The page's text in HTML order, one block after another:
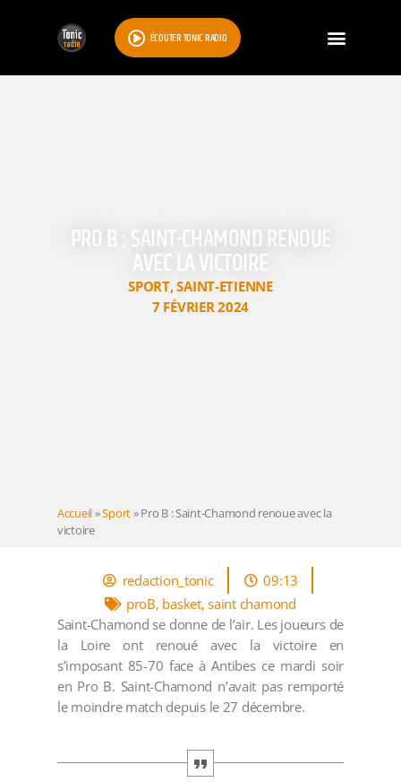
ÉCOUTER TONIC RADIO
PRO B : SAINT-CHAMOND RENOUE
AVEC LA VICTOIRE
SPORT,SAINT-ETIENNE
7 FÉVRIER 2024
Accueil»Sport»Pro B : Saint-Chamond renoue avec la
victoire
redaction_tonic
09:13
proB, basket,saint chamond
Saint-Chamond se donne de l’air. Les joueurs de
la Loire ont renoué avec la victoire en
s’imposant 85-70 face à Antibes ce mardi soir
en Pro B. Saint-Chamond n’avait pas remporté
le moindre match depuis le 27 décembre.